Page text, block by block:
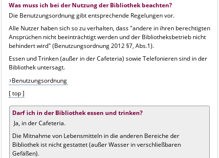
Was muss ich bei der Nutzung der Bibliothek beachten?
Die Benutzungsordnung gibt entsprechende Regelungen vor.
Alle Nutzer haben sich so zu verhalten, dass "andere in ihren berechtigten
Ansprüchen nicht beeinträchtigt werden und der Bibliotheksbetrieb nicht
behindert wird" (Benutzungsordnung 2012 §7, Abs.1).
Essen und Trinken (außer in der Cafeteria) sowie Telefonieren sind in der
Bibliothek untersagt.
Benutzungsordnung
[ top ]
Darf ich in der Bibliothek essen und trinken?
Ja, in der Cafeteria.
Die Mitnahme von Lebensmitteln in die anderen Bereiche der
Bibliothek ist nicht gestattet (außer Wasser in verschließbaren
Gefäßen).